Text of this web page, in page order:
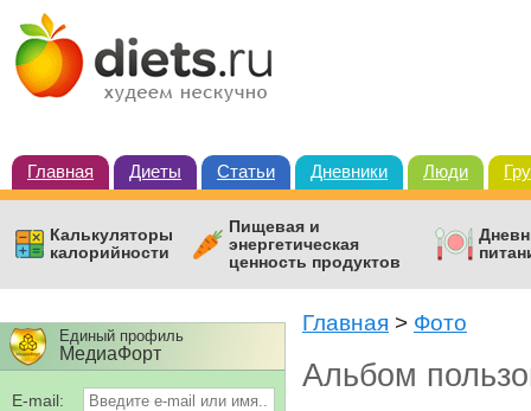
Главная Диеты Статьи Дневники Люди
Калькуляторы
калорийности
Пищевая и
энергетическая
ценность продуктов
Главная > Фото
Альбом
Единый профиль
МедиаФорт
E-mail: